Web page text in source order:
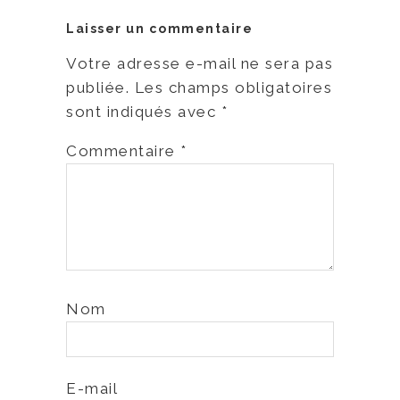
Laisser un commentaire
Votre adresse e-mail ne sera pas
publiée. Les champs obligatoires
sont indiqués avec *
Commentaire *
Nom
E-mail